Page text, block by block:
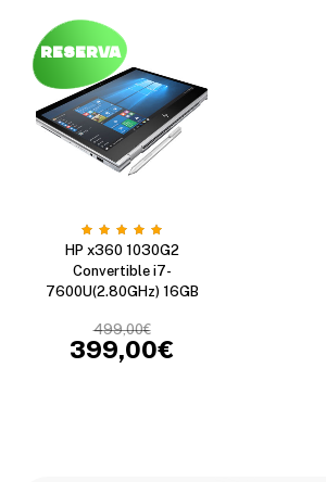
Reserva
HP x360 1030G2
Convertible i7-
7600U(2.80GHz) 16GB
499,00€
399,00€